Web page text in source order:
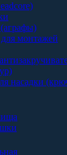
монтажей
насадки